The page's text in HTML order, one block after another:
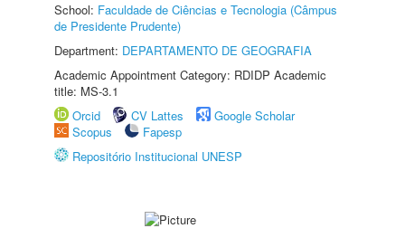
School: Faculdade de Ciências e Tecnologia (Câmpus
de Presidente Prudente)
Department: DEPARTAMENTO DE GEOGRAFIA
Academic Appointment Category: RDIDP Academic
title: MS-3.1
Orcid
CV Lattes
Google Scholar
Scopus
Fapesp
Repositório Institucional UNESP